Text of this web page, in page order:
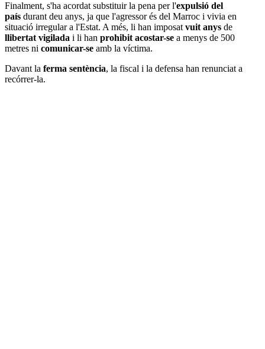
Finalment, s'ha acordat substituir la pena per l'expulsió del
país durant deu anys, ja que l'agressor és del Marroc i vivia en
situació irregular a l'Estat. A més, li han imposat vuit anys de
llibertat vigilada i li han prohibit acostar-se a menys de 500
metres ni comunicar-se amb la víctima.
Davant la ferma sentència, la fiscal i la defensa han renunciat a
recórrer-la.